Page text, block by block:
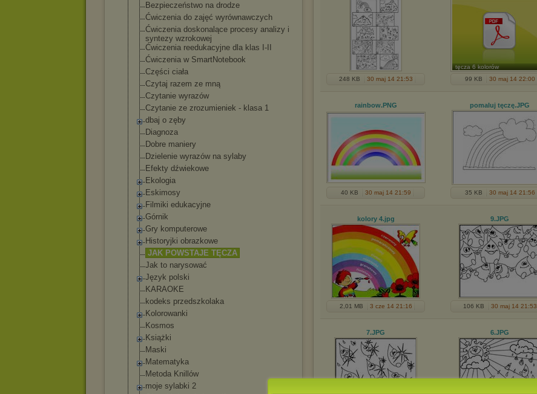
Bezpieczeństwo na drodze
Ćwiczenia do zajęć wyrównawczych
Ćwiczenia doskonalące procesy analizy i
syntezy wzrokowej
Ćwiczenia reedukacyjne dla klas I-II
Ćwiczenia w SmartNotebook
Części ciała
Czytaj razem ze mną
Czytanie wyrazów
Czytanie ze zrozumieniek - klasa 1
dbaj o zęby
Diagnoza
Dobre maniery
Dzielenie wyrazów na sylaby
Efekty dźwiekowe
Ekologia
Eskimosy
Filmiki edukacyjne
Górnik
Gry komputerowe
Historyjki obrazkowe
JAK POWSTAJE TĘCZA
Jak to narysować
Język polski
KARAOKE
kodeks przedszkolaka
Kolorowanki
Kosmos
Książki
Maski
Matematyka
Metoda Knillów
moje sylabki 2
248 KB 30 maj 14 21:53
tęcza 6 kolorów
99 KB
30 maj 14 22:00
rainbow.PNG
40 KB 30 maj 14 21:59
pomaluj tęczę.JPG
35 KB 30 maj 14 21:56
kolory 4.jpg
2,01 MB 3 cze 14 21:16
9.JPG
106 KB 30 maj 14 21:53
7.JPG 6.JPG